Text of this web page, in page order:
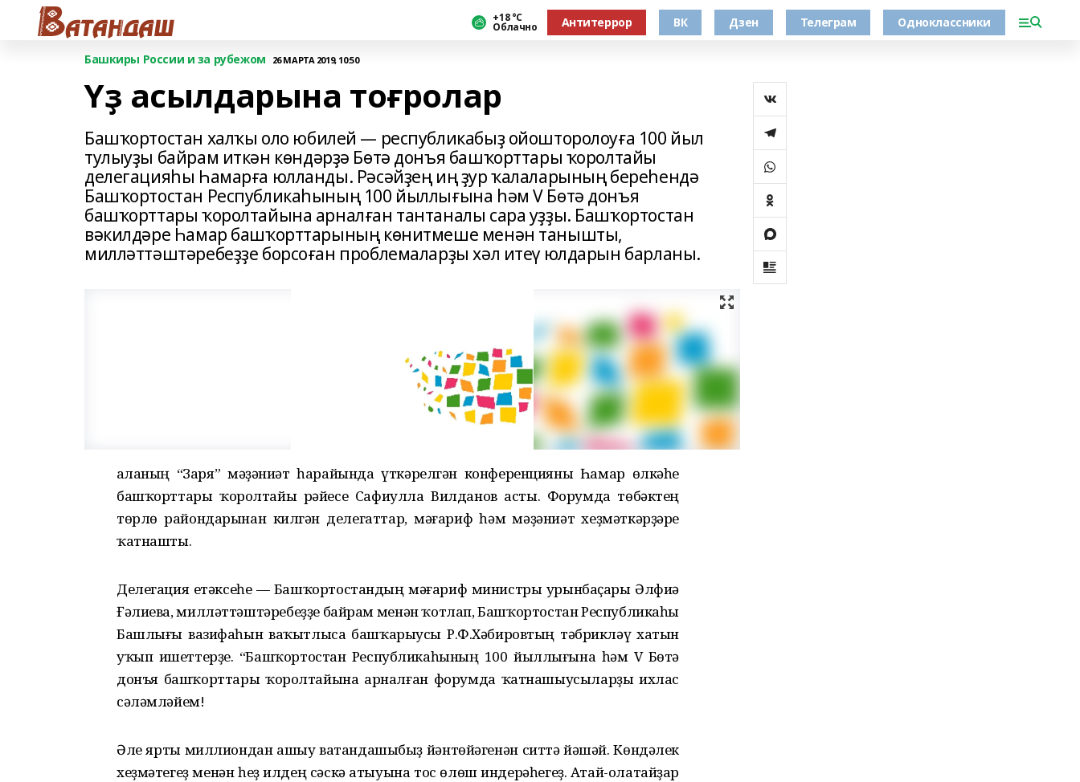
+18 °С
Облачно Антитеррор ВК Дзен Телеграм Одноклассники
Башкиры России и за рубежом 26 МАРТА 2019, 10:50
Үҙ асылдарына тоғролар
Башҡортостан халҡы оло юбилей — республикабыҙ ойошторолоуға 100 йыл
тулыуҙы байрам иткән көндәрҙә Бөтә донъя башҡорттары ҡоролтайы
делегацияһы Һамарға юлланды. Рәсәйҙең иң ҙур ҡалаларының береһендә
Башҡортостан Республикаһының 100 йыллығына һәм V Бөтә донъя
башҡорттары ҡоролтайына арналған тантаналы сара уҙҙы. Башҡортостан
вәкилдәре Һамар башҡорттарының көнитмеше менән танышты,
милләттәштәребеҙҙе борсоған проблемаларҙы хәл итеү юлдарын барланы.
Ҡаланың “Заря” мәҙәниәт һарайында үткәрелгән конференцияны Һамар өлкәһе
башҡорттары ҡоролтайы рәйесе Сафиулла Вилданов асты. Форумда төбәктең
төрлө райондарынан килгән делегаттар, мәғариф һәм мәҙәниәт хеҙмәткәрҙәре
ҡатнашты.
Делегация етәксеһе — Башҡортостандың мәғариф министры урынбаҫары Әлфиә
Ғәлиева, милләттәштәребеҙҙе байрам менән ҡотлап, Башҡортостан Республикаһы
Башлығы вазифаһын ваҡытлыса башҡарыусы Р.Ф.Хәбировтың тәбрикләү хатын
уҡып ишеттерҙе. “Башҡортостан Республикаһының 100 йыллығына һәм V Бөтә
донъя башҡорттары ҡоролтайына арналған форумда ҡатнашыусыларҙы ихлас
сәләмләйем!
Әле ярты миллиондан ашыу ватандашыбыҙ йәнтөйәгенән ситтә йәшәй. Көндәлек
хеҙмәтегеҙ менән һеҙ илдең сәскә атыуына тос өлөш индерәһегеҙ. Атай-олатайҙар